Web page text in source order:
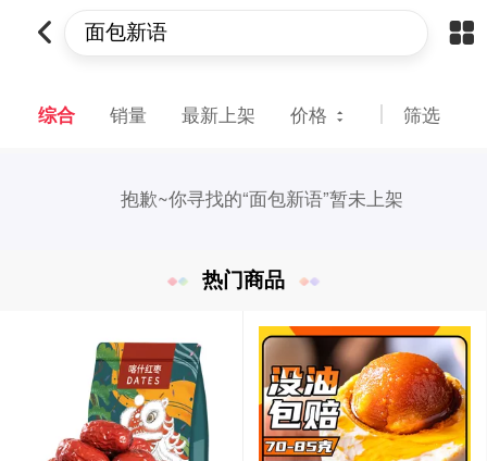
综合 销量 最新上架 价格 筛选
抱歉~你寻找的“面包新语”暂未上架
热门商品